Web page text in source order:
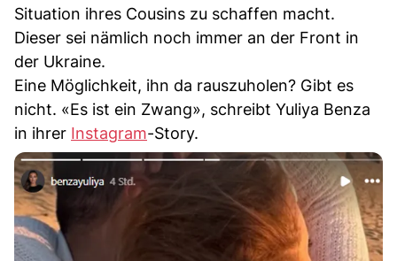
Situation ihres Cousins zu schaffen macht.
Dieser sei nämlich noch immer an der Front in
der Ukraine.
Eine Möglichkeit, ihn da rauszuholen? Gibt es
nicht. «Es ist ein Zwang», schreibt Yuliya Benza
in ihrer Instagram-Story.